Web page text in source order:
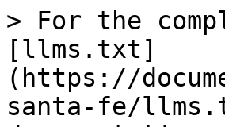
> For the
[llms.txt]
(https://
santa-fe/